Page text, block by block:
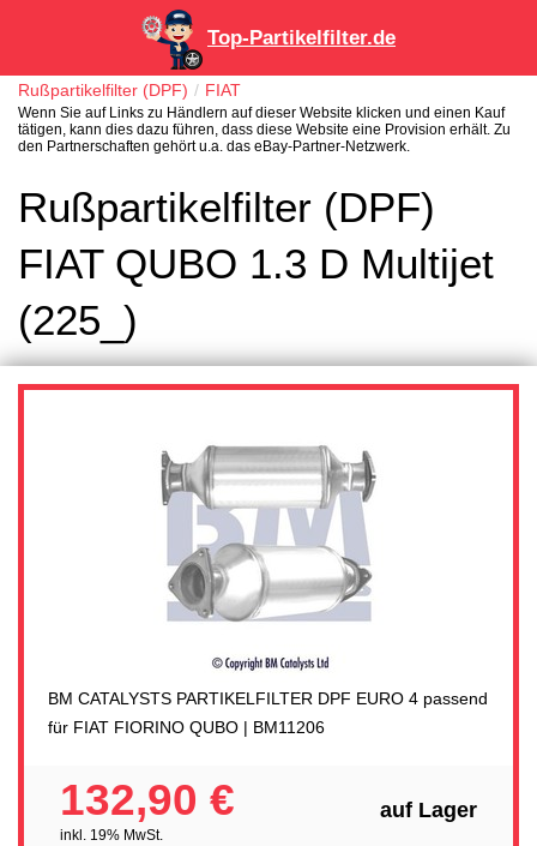
Top-Partikelfilter.de
Rußpartikelfilter (DPF) FIAT
Wenn Sie auf Links zu Händlern auf dieser Website klicken und einen Kauf
tätigen, kann dies dazu führen, dass diese Website eine Provision erhält. Zu
den Partnerschaften gehört u.a. das eBay-Partner-Netzwerk.
Rußpartikelfilter (DPF)
FIAT QUBO 1.3 D Multijet
(225_)
BM CATALYSTS PARTIKELFILTER DPF EURO 4 passend
für FIAT FIORINO QUBO | BM11206
132,90 €
inkl. 19% MwSt.
auf Lager